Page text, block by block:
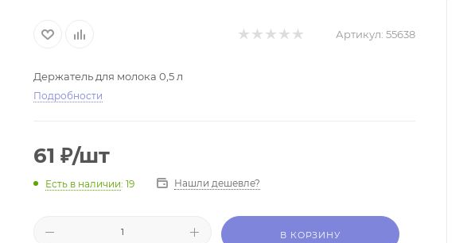
Артикул: 55638
Держатель для молока 0,5 л
Подробности
61 ₽/шт
Есть в наличии: 19 Нашли дешевле?
В КОРЗИНУ